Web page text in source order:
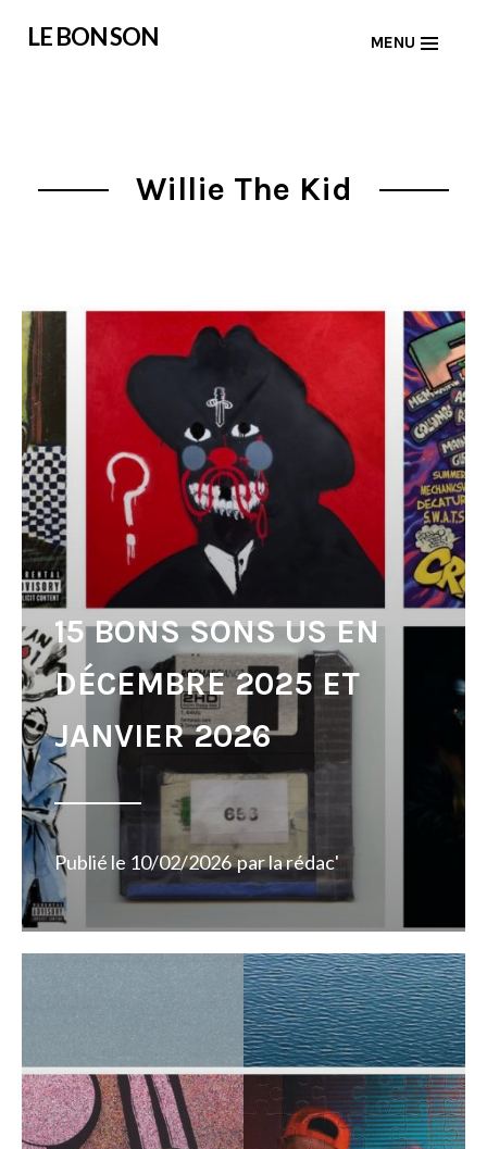
LE BON SON MENU
Willie The Kid
15 BONS SONS US EN
DÉCEMBRE 2025 ET
JANVIER 2026
Publié le 10/02/2026 parla rédac'